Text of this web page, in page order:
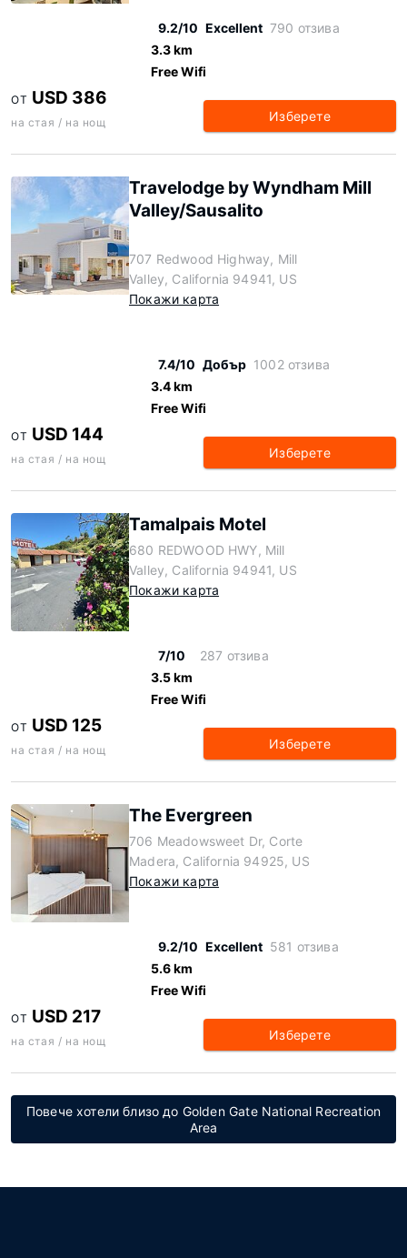
9.2/10 Excellent 790 отзива
3.3 km
Free Wifi
ОТ USD 386
на стая / на нощ Изберете
Travelodge by Wyndham Mill
Valley/Sausalito
707 Redwood Highway, Mill
Valley, California 94941, US
Покажи карта
7.4/10 Добър 1002 отзива
3.4 km
Free Wifi
ОТ USD 144
на стая / на нощ Изберете
Tamalpais Motel
680 REDWOOD HWY, Mill
Valley, California 94941, US
Покажи карта
7/10
287 отзива
3.5 km
Free Wifi
ОТ USD 125
на стая / на нощ Изберете
The Evergreen
706 Meadowsweet Dr, Corte
Madera, California 94925, US
Покажи карта
9.2/10 Excellent 581 отзива
5.6 km
Free Wifi
ОТ USD 217
на стая / на нощ Изберете
Повече хотели близо до Golden Gate National Recreation
Area